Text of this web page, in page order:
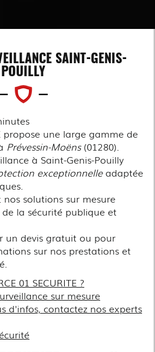
SAINT-GENIS-
POUILLY
propose une large gamme de
Prévessin-Moëns(01280).
à Saint-Genis-Pouilly
exceptionnelleadaptée
solutions sur mesure
la sécurité publique et
un devis gratuit ou pour
sur nos prestations et
01 SECURITE ?
sur mesure
d'infos, contactez nos experts